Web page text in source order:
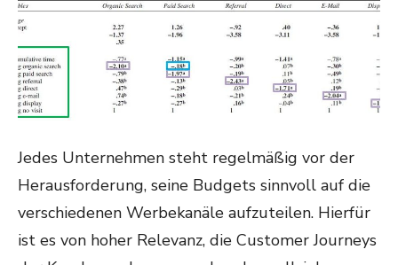
Jedes Unternehmen steht regelmäßig vor der
Herausforderung, seine Budgets sinnvoll auf die
verschiedenen Werbekanäle aufzuteilen. Hierfür
ist es von hoher Relevanz, die Customer Journeys